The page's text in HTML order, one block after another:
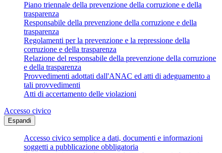
Piano triennale della prevenzione della corruzione e della
trasparenza
Responsabile della prevenzione della corruzione e della
trasparenza
Regolamenti per la prevenzione e la repressione della
corruzione e della trasparenza
Relazione del responsabile della prevenzione della corruzione
e della trasparenza
Provvedimenti adottati dall'ANAC ed atti di adeguamento a
tali provvedimenti
Atti di accertamento delle violazioni
Accesso civico
Espandi
Accesso civico semplice a dati, documenti e informazioni
soggetti a pubblicazione obbligatoria